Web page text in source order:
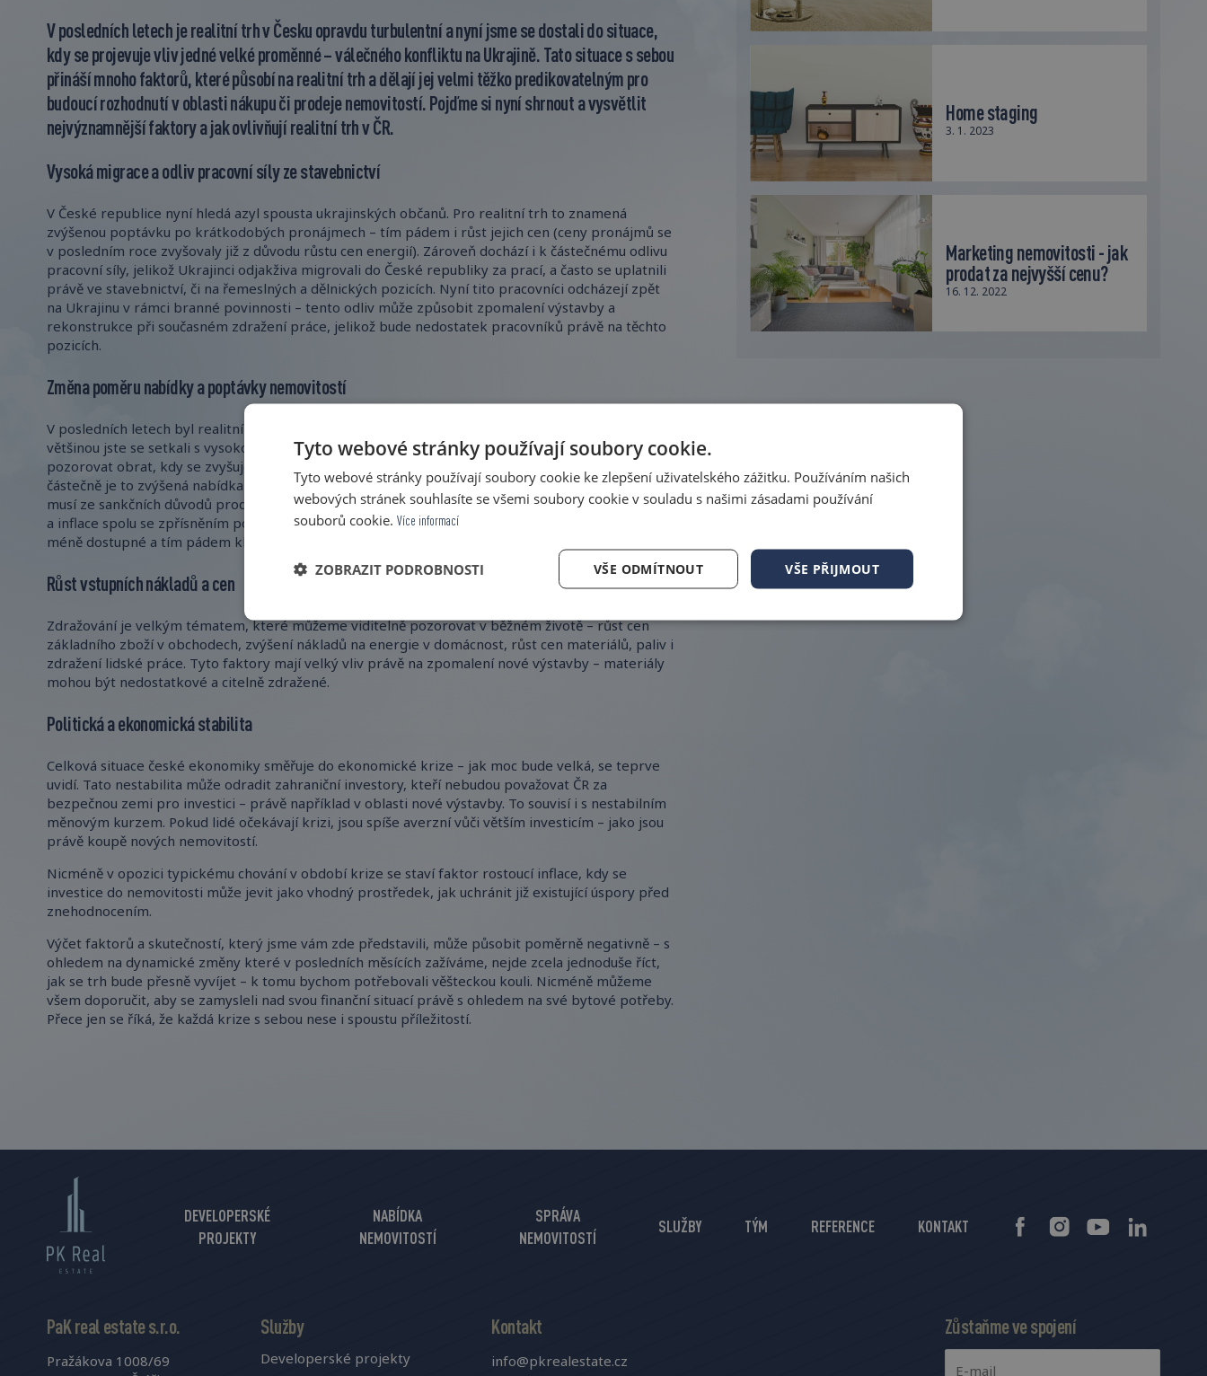
V posledních letech je realitní trh v Česku opravdu turbulentní a nyní jsme se dostali do situace,
kdy se projevuje vliv jedné velké proměnné – válečného konfliktu na Ukrajině. Tato situace s sebou
přináší mnoho faktorů, které působí na realitní trh a dělají jej velmi těžko predikovatelným pro
budoucí rozhodnutí v oblasti nákupu či prodeje nemovitostí. Pojďme si nyní shrnout a vysvětlit
nejvýznamnější faktory a jak ovlivňují realitní trh v ČR.
Vysoká migrace a odliv pracovní síly ze stavebnictví
V České republice nyní hledá azyl spousta ukrajinských občanů. Pro realitní trh to znamená
zvýšenou poptávku po krátkodobých pronájmech – tím pádem i růst jejich cen (ceny pronájmů se
v posledním roce zvyšovaly již z důvodu růstu cen energií). Zároveň dochází i k částečnému odlivu
pracovní síly, jelikož Ukrajinci odjakživa migrovali do České republiky za prací, a často se uplatnili
právě ve stavebnictví, či na řemeslných a dělnických pozicích. Nyní tito pracovníci odcházejí zpět
na Ukrajinu v rámci branné povinnosti – tento odliv může způsobit zpomalení výstavby a
rekonstrukce při současném zdražení práce, jelikož bude nedostatek pracovníků právě na těchto
pozicích.
Změna poměru nabídky a poptávky nemovitostí
V posledních letech byl realitní trh trhem prodávajícího – pokud jste chtěli koupit nemovitost,
většinou jste se setkali s vysokou konkurencí a přeplácením kupní ceny. Tento rok je možné
pozorovat obrat, kdy se zvyšuje počet nabízených nemovitostí a klesá počet zájemců o koupi –
částečně je to zvýšená nabídka nemovitostí, které zde byly vlastněny ruskými subjekty a nyní je
musí ze sankčních důvodů prodat. Nicméně je zde i další faktor, a to dynamický růst úrokové míry
a inflace spolu se zpřísněním podmínek pro hypoteční úvěry – ty se stávají pro běžného člověka
méně dostupné a tím pádem klesá počet zájemců o koupi nemovitosti.
Růst vstupních nákladů a cen
Zdražování je velkým tématem, které můžeme viditelně pozorovat v běžném životě – růst cen
základního zboží v obchodech, zvýšení nákladů na energie v domácnost, růst cen materiálů, paliv i
zdražení lidské práce. Tyto faktory mají velký vliv právě na zpomalení nové výstavby – materiály
mohou být nedostatkové a citelně zdražené.
Politická a ekonomická stabilita
Celková situace české ekonomiky směřuje do ekonomické krize – jak moc bude velká, se teprve
uvidí. Tato nestabilita může odradit zahraniční investory, kteří nebudou považovat ČR za
bezpečnou zemi pro investici – právě například v oblasti nové výstavby. To souvisí i s nestabilním
měnovým kurzem. Pokud lidé očekávají krizi, jsou spíše averzní vůči větším investicím – jako jsou
právě koupě nových nemovitostí.
Nicméně v opozici typickému chování v období krize se staví faktor rostoucí inflace, kdy se
investice do nemovitosti může jevit jako vhodný prostředek, jak uchránit již existující úspory před
znehodnocením.
Výčet faktorů a skutečností, který jsme vám zde představili, může působit poměrně negativně – s
ohledem na dynamické změny které v posledních měsících zažíváme, nejde zcela jednoduše říct,
jak se trh bude přesně vyvíjet – k tomu bychom potřebovali věšteckou kouli. Nicméně můžeme
všem doporučit, aby se zamysleli nad svou finanční situací právě s ohledem na své bytové potřeby.
Přece jen se říká, že každá krize s sebou nese i spoustu příležitostí.
Home staging
3. 1. 2023
Marketing nemovitosti - jak
prodat za nejvyšší cenu?
16. 12. 2022
DEVELOPERSKÉ
PROJEKTY
NABÍDKA
NEMOVITOSTÍ
SPRÁVA
NEMOVITOSTÍ
SLUŽBY TÝM REFERENCE KONTAKT
PaK real estate s.r.o.
Pražákova 1008/69
Služby
Developerské projekty
Kontakt
info@pkrealestate.cz
Zůstaňme ve spojení
Tyto webové stránky používají soubory cookie.
Tyto webové stránky používají soubory cookie ke zlepšení uživatelského zážitku. Používáním našich
webových stránek souhlasíte se všemi soubory cookie v souladu s našimi zásadami používání
souborů cookie. Více informací
VŠE PŘIJMOUT
VŠE ODMÍTNOUT
ZOBRAZIT PODROBNOSTI